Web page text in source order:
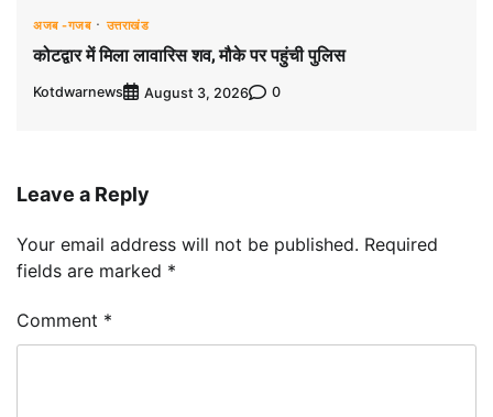
अजब -गजब उत्तराखंड
कोटद्वार में मिला लावारिस शव, मौके पर पहुंची पुलिस
Kotdwarnews August 3, 2026 0
Leave a Reply
Your email address will not be published. Required
fields are marked *
Comment *